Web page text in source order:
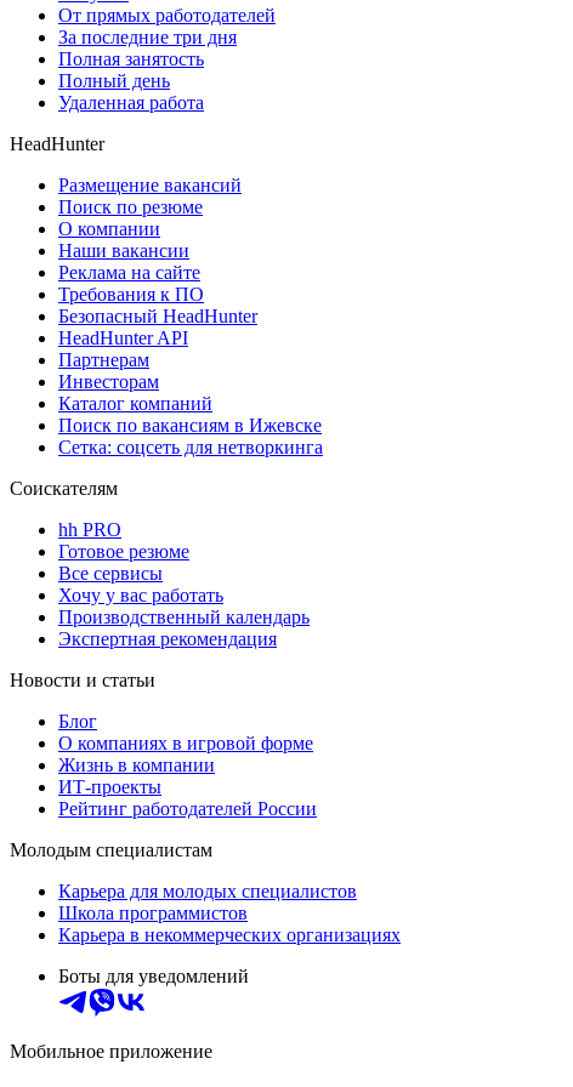
От прямых работодателей
За последние три дня
Полная занятость
Полный день
Удаленная работа
HeadHunter
Размещение вакансий
Поиск по резюме
О компании
Наши вакансии
Реклама на сайте
Требования к ПО
Безопасный HeadHunter
HeadHunter API
Партнерам
Инвесторам
Каталог компаний
Поиск по вакансиям в Ижевске
Сетка: соцсеть для нетворкинга
Соискателям
hh PRO
Готовое резюме
Все сервисы
Хочу у вас работать
Производственный календарь
Экспертная рекомендация
Новости и статьи
Блог
О компаниях в игровой форме
Жизнь в компании
ИТ-проекты
Рейтинг работодателей России
Молодым специалистам
Карьера для молодых специалистов
Школа программистов
Карьера в некоммерческих организациях
Боты для уведомлений
Мобильное приложение